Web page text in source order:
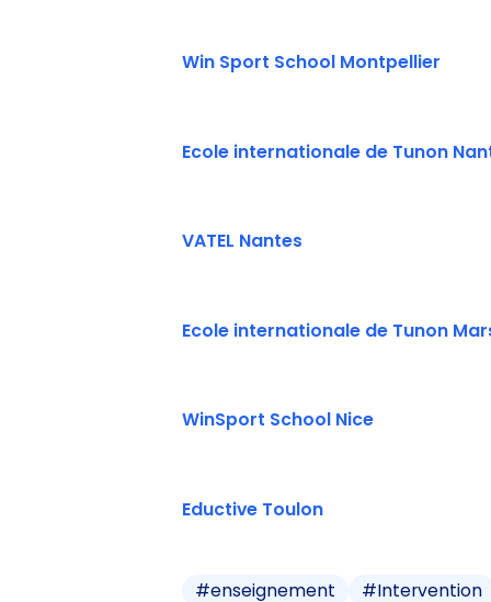
Win Sport School Montpellier
Ecole internationale de Tunon
VATEL Nantes
Ecole internationale de Tunon
WinSport School Nice
Eductive Toulon
#enseignement #Intervention